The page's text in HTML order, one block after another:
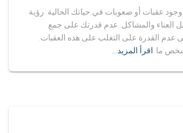
وجود عقبات أو صعوبات في حياتك الحالية. رؤية
العناء والمشاكل. عدم قدرتك على جمع
القدرة على التغلب على هذه العقبات.
شخص ما اقرأ المزيد…